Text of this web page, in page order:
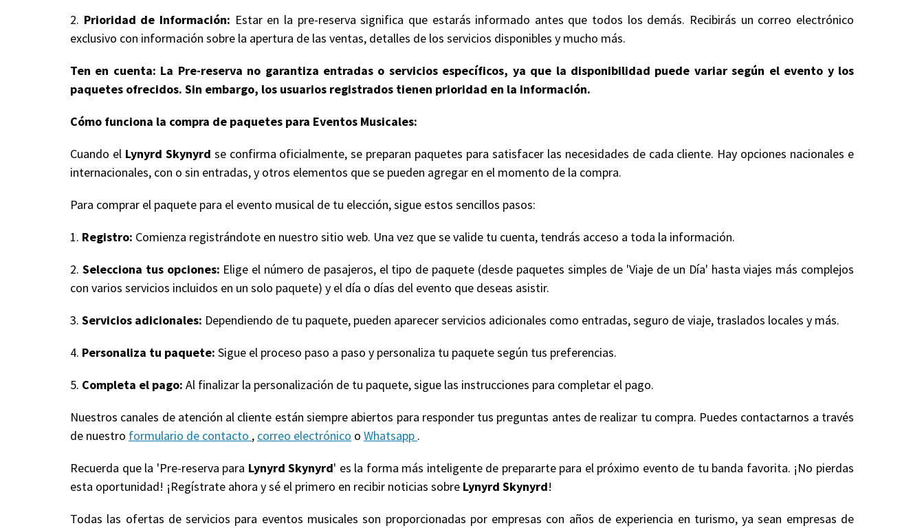
2. Prioridad de Información: Estar en la pre-reserva significa que estarás informado antes que todos los demás. Recibirás un correo electrónico
exclusivo con información sobre la apertura de las ventas, detalles de los servicios disponibles y mucho más.
Ten en cuenta: La Pre-reserva no garantiza entradas o servicios específicos, ya que la disponibilidad puede variar según el evento y los
paquetes ofrecidos. Sin embargo, los usuarios registrados tienen prioridad en la información.
Cómo funciona la compra de paquetes para Eventos Musicales:
Cuando el Lynyrd Skynyrd se confirma oficialmente, se preparan paquetes para satisfacer las necesidades de cada cliente. Hay opciones nacionales e
internacionales, con o sin entradas, y otros elementos que se pueden agregar en el momento de la compra.
Para comprar el paquete para el evento musical de tu elección, sigue estos sencillos pasos:
1. Registro: Comienza registrándote en nuestro sitio web. Una vez que se valide tu cuenta, tendrás acceso a toda la información.
2. Selecciona tus opciones: Elige el número de pasajeros, el tipo de paquete (desde paquetes simples de 'Viaje de un Día' hasta viajes más complejos
con varios servicios incluidos en un solo paquete) y el día o días del evento que deseas asistir.
3. Servicios adicionales: Dependiendo de tu paquete, pueden aparecer servicios adicionales como entradas, seguro de viaje, traslados locales y más.
4. Personaliza tu paquete: Sigue el proceso paso a paso y personaliza tu paquete según tus preferencias.
5. Completa el pago: Al finalizar la personalización de tu paquete, sigue las instrucciones para completar el pago.
Nuestros canales de atención al cliente están siempre abiertos para responder tus preguntas antes de realizar tu compra. Puedes contactarnos a través
de nuestro formulario de contacto , correo electrónico o Whatsapp .
Recuerda que la 'Pre-reserva para Lynyrd Skynyrd' es la forma más inteligente de prepararte para el próximo evento de tu banda favorita. ¡No pierdas
esta oportunidad! ¡Regístrate ahora y sé el primero en recibir noticias sobre Lynyrd Skynyrd!
Todas las ofertas de servicios para eventos musicales son proporcionadas por empresas con años de experiencia en turismo, ya sean empresas de